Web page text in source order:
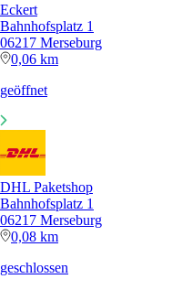
Eckert
Bahnhofsplatz 1
06217 Merseburg
0,06 km
geöffnet
DHL Paketshop
Bahnhofsplatz 1
06217 Merseburg
0,08 km
geschlossen